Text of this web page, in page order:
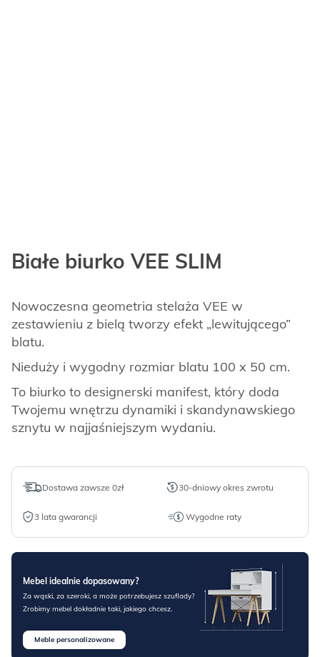
Białe biurko VEE SLIM
Nowoczesna geometria stelaża VEE w
zestawieniu z bielą tworzy efekt „lewitującego”
blatu.
Nieduży i wygodny rozmiar blatu 100 x 50 cm.
To biurko to designerski manifest, który doda
Twojemu wnętrzu dynamiki i skandynawskiego
sznytu w najjaśniejszym wydaniu.
Dostawa zawsze 0zł 30-dniowy okres zwrotu
3 lata gwarancji Wygodne raty
Mebel idealnie dopasowany?
Za wąski, za szeroki, a może potrzebujesz szuflady?
Zrobimy mebel dokładnie taki, jakiego chcesz.
Meble personalizowane